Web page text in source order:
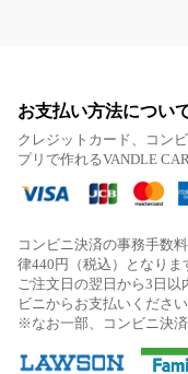
お支払い方法につい
クレジットカード、コン
プリで作れるVANDLE
コンビニ決済の事務手数
律440円（税込）となりま
ご注文日の翌日から3日
ビニからお支払いください
※なお一部、コンビニ決